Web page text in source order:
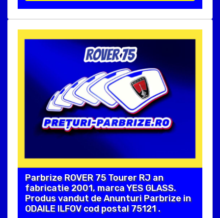
Parbrize ROVER 75 Tourer RJ an
fabricatie 2001, marca YES GLASS.
Produs vandut de Anunturi Parbrize in
ODAILE ILFOV cod postal 75121 .